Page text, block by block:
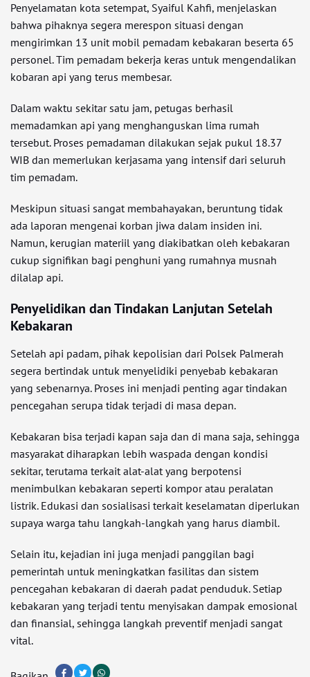
Penyelamatan kota setempat, Syaiful Kahfi, menjelaskan
bahwa pihaknya segera merespon situasi dengan
mengirimkan 13 unit mobil pemadam kebakaran beserta 65
personel. Tim pemadam bekerja keras untuk mengendalikan
kobaran api yang terus membesar.
Dalam waktu sekitar satu jam, petugas berhasil
memadamkan api yang menghanguskan lima rumah
tersebut. Proses pemadaman dilakukan sejak pukul 18.37
WIB dan memerlukan kerjasama yang intensif dari seluruh
tim pemadam.
Meskipun situasi sangat membahayakan, beruntung tidak
ada laporan mengenai korban jiwa dalam insiden ini.
Namun, kerugian materiil yang diakibatkan oleh kebakaran
cukup signifikan bagi penghuni yang rumahnya musnah
dilalap api.
Penyelidikan dan Tindakan Lanjutan Setelah
Kebakaran
Setelah api padam, pihak kepolisian dari Polsek Palmerah
segera bertindak untuk menyelidiki penyebab kebakaran
yang sebenarnya. Proses ini menjadi penting agar tindakan
pencegahan serupa tidak terjadi di masa depan.
Kebakaran bisa terjadi kapan saja dan di mana saja, sehingga
masyarakat diharapkan lebih waspada dengan kondisi
sekitar, terutama terkait alat-alat yang berpotensi
menimbulkan kebakaran seperti kompor atau peralatan
listrik. Edukasi dan sosialisasi terkait keselamatan diperlukan
supaya warga tahu langkah-langkah yang harus diambil.
Selain itu, kejadian ini juga menjadi panggilan bagi
pemerintah untuk meningkatkan fasilitas dan sistem
pencegahan kebakaran di daerah padat penduduk. Setiap
kebakaran yang terjadi tentu menyisakan dampak emosional
dan finansial, sehingga langkah preventif menjadi sangat
vital.